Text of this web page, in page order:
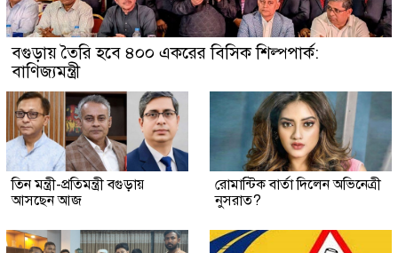
বগুড়ায় তৈরি হবে ৪০০ একরের বিসিক শিল্পপার্ক:
বাণিজ্যমন্ত্রী
তিন মন্ত্রী-প্রতিমন্ত্রী বগুড়ায়
আসছেন আজ
রোমান্টিক বার্তা দিলেন অভিনেত্রী
নুসরাত?